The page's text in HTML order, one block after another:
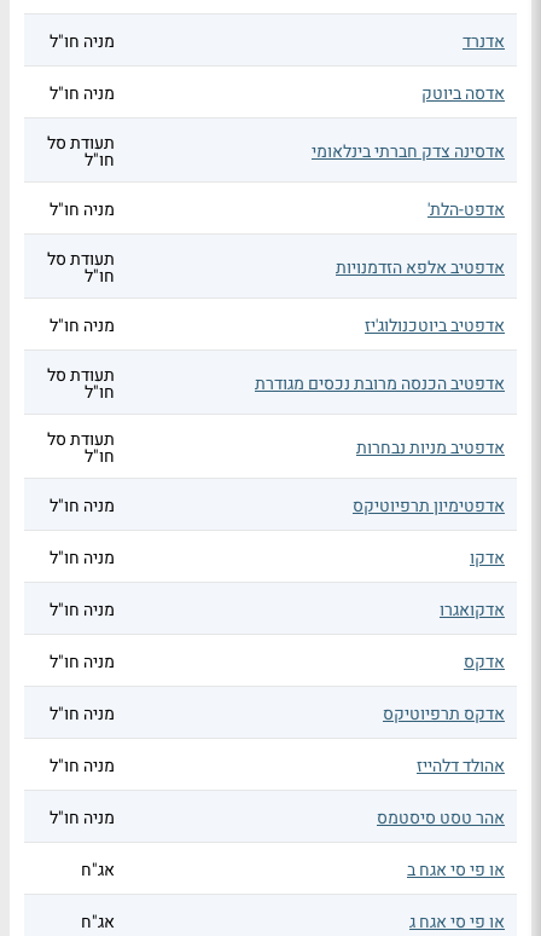
אדנרד מניה חו"ל
אדסה ביוטק מניה חו"ל
אדסינה צדק חברתי בינלאומי תעודת סל
חו"ל
אדפט-הלת'
מניה חו"ל
אדפטיב אלפא הזדמנויות תעודת סל
חו"ל
אדפטיב ביוטכנולוג'יז
מניה חו"ל
אדפטיב הכנסה מרובת נכסים מגודרת תעודת סל
חו"ל
אדפטיב מניות נבחרות תעודת סל
חו"ל
אדפטימיון תרפיוטיקס
מניה חו"ל
אדקו מניה חו"ל
אדקואגרו מניה חו"ל
אדקס מניה חו"ל
אדקס תרפיוטיקס מניה חו"ל
אהולד דלהייז מניה חו"ל
אהר טסט סיסטמס מניה חו"ל
או פי סי אגח ב אג"ח
או פי סי אגח ג אג"ח